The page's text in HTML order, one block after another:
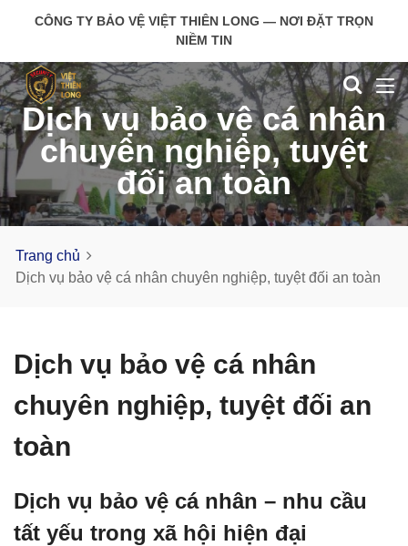
CÔNG TY BẢO VỆ VIỆT THIÊN LONG — NƠI ĐẶT TRỌN
NIỀM TIN
Dịch vụ bảo vệ cá nhân
chuyên nghiệp, tuyệt
đối an toàn
Trang chủ
Dịch vụ bảo vệ cá nhân chuyên nghiệp, tuyệt đối an toàn
Dịch vụ bảo vệ cá nhân
chuyên nghiệp, tuyệt đối an
toàn
Dịch vụ bảo vệ cá nhân – nhu cầu
tất yếu trong xã hội hiện đại